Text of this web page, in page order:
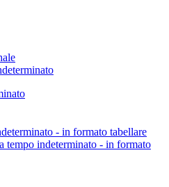
- in formato tabellare
tempo indeterminato - in formato